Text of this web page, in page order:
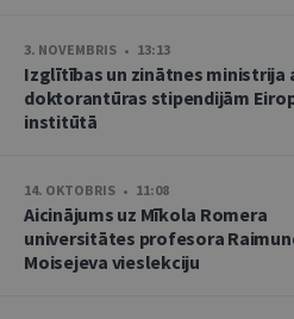
3. NOVEMBRIS • 13:13
Izglītības un zinātnes ministrija
doktorantūras stipendijām
institūtā
14. OKTOBRIS • 11:08
Aicinājums uz Mīkola Romera
universitātes profesora
Moisejeva vieslekciju